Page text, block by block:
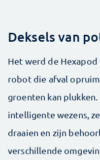
Deksels van
Het werd de
robot die afval
groenten kan plukken.
intelligente wezens,
draaien en zijn
verschillende